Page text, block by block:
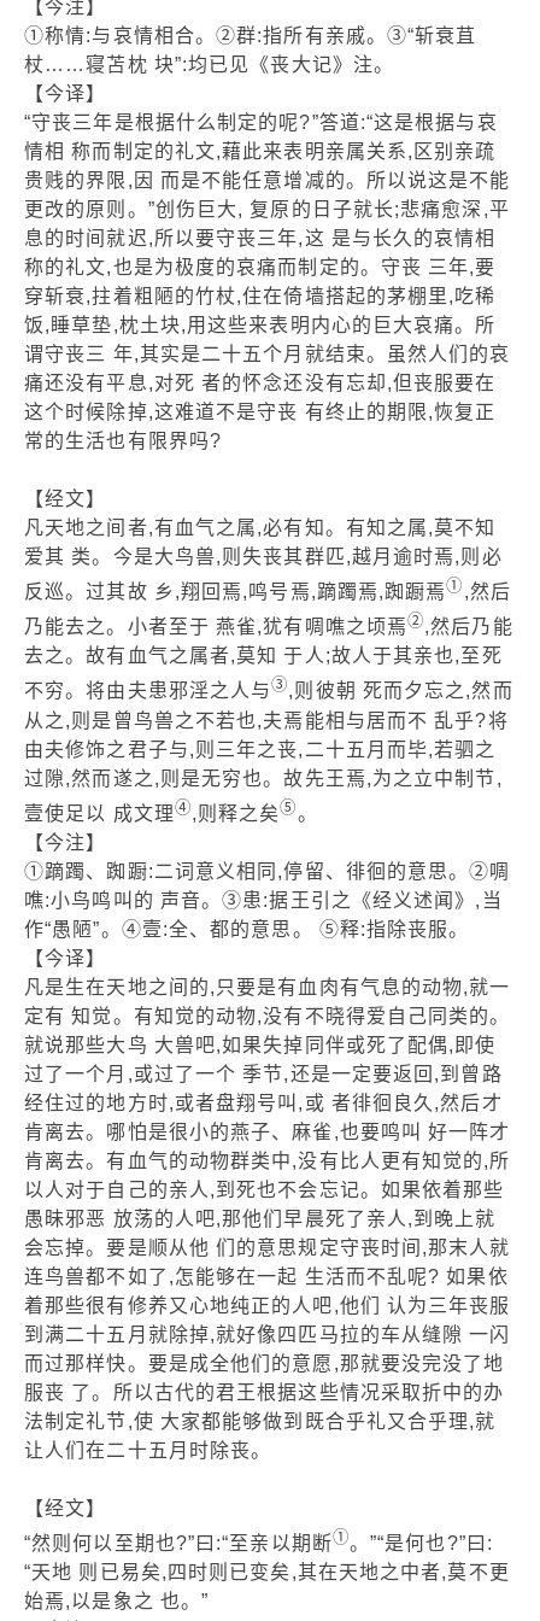
【今注】
①称情:与哀情相合。②群:指所有亲戚。③“斩衰苴
杖……寝苫枕 块”:均已见《丧大记》注。
【今译】
“守丧三年是根据什么制定的呢?”答道:“这是根据与哀
情相 称而制定的礼文,藉此来表明亲属关系,区别亲疏
贵贱的界限,因 而是不能任意增减的。所以说这是不能
更改的原则。”创伤巨大, 复原的日子就长;悲痛愈深,平
息的时间就迟,所以要守丧三年,这 是与长久的哀情相
称的礼文,也是为极度的哀痛而制定的。守丧 三年,要
穿斩衰,拄着粗陋的竹杖,住在倚墙搭起的茅棚里,吃稀
饭,睡草垫,枕土块,用这些来表明内心的巨大哀痛。所
谓守丧三 年,其实是二十五个月就结束。虽然人们的哀
痛还没有平息,对死 者的怀念还没有忘却,但丧服要在
这个时候除掉,这难道不是守丧 有终止的期限,恢复正
常的生活也有限界吗?
【经文】
凡天地之间者,有血气之属,必有知。有知之属,莫不知
爱其 类。今是大鸟兽,则失丧其群匹,越月逾时焉,则必
反巡。过其故 乡,翔回焉,鸣号焉,蹢躅焉,踟蹰焉① ,然后
乃能去之。小者至于 燕雀,犹有啁噍之顷焉②,然后乃能
去之。故有血气之属者,莫知 于人;故人于其亲也,至死
不穷。将由夫患邪淫之人与③,则彼朝 死而夕忘之,然而
从之,则是曾鸟兽之不若也,夫焉能相与居而不 乱乎?将
由夫修饰之君子与,则三年之丧,二十五月而毕,若驷之
过隙,然而遂之,则是无穷也。故先王焉,为之立中制节,
壹使足以 成文理④,则释之矣⑤。
【今注】
①蹢躅、踟蹰:二词意义相同,停留、徘徊的意思。②啁
噍:小鸟鸣叫的 声音。③患:据王引之《经义述闻》,当
作“愚陋”。④壹:全、都的意思。 ⑤释:指除丧服。
【今译】
凡是生在天地之间的,只要是有血肉有气息的动物,就一
定有 知觉。有知觉的动物,没有不晓得爱自己同类的。
就说那些大鸟 大兽吧,如果失掉同伴或死了配偶,即使
过了一个月,或过了一个 季节,还是一定要返回,到曾路
经住过的地方时,或者盘翔号叫,或 者徘徊良久,然后才
肯离去。哪怕是很小的燕子、麻雀,也要鸣叫 好一阵才
肯离去。有血气的动物群类中,没有比人更有知觉的,所
以人对于自己的亲人,到死也不会忘记。如果依着那些
愚昧邪恶 放荡的人吧,那他们早晨死了亲人,到晚上就
会忘掉。要是顺从他 们的意思规定守丧时间,那末人就
连鸟兽都不如了,怎能够在一起 生活而不乱呢? 如果依
着那些很有修养又心地纯正的人吧,他们 认为三年丧服
到满二十五月就除掉,就好像四匹马拉的车从缝隙 一闪
而过那样快。要是成全他们的意愿,那就要没完没了地
服丧 了。所以古代的君王根据这些情况采取折中的办
法制定礼节,使 大家都能够做到既合乎礼又合乎理,就
让人们在二十五月时除丧。
【经文】
“然则何以至期也?”曰:“至亲以期断①。”“是何也?”曰:
“天地 则已易矣,四时则已变矣,其在天地之中者,莫不更
始焉,以是象之 也。”